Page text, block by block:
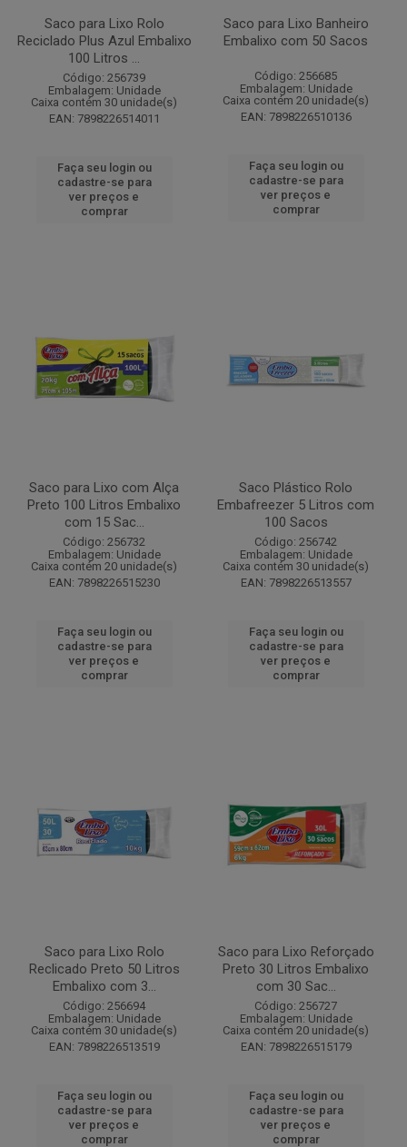
Saco para Lixo Rolo
Reciclado Plus Azul Embalixo
100 Litros ...
Código: 256739
Embalagem: Unidade
Caixa contém 30 unidade(s)
EAN: 7898226514011
Faça seu login ou
cadastre-se para
ver preços e
comprar
Saco para Lixo Banheiro
Embalixo com 50 Sacos
Código: 256685
Embalagem: Unidade
Caixa contém 20 unidade(s)
EAN: 7898226510136
Faça seu login ou
cadastre-se para
ver preços e
comprar
Saco para Lixo com Alça
Preto 100 Litros Embalixo
com 15 Sac...
Código: 256732
Embalagem: Unidade
Caixa contém 20 unidade(s)
EAN: 7898226515230
Faça seu login ou
cadastre-se para
ver preços e
comprar
Saco Plástico Rolo
Embafreezer 5 Litros com
100 Sacos
Código: 256742
Embalagem: Unidade
Caixa contém 30 unidade(s)
EAN: 7898226513557
Faça seu login ou
cadastre-se para
ver preços e
comprar
Saco para Lixo Rolo
Reclicado Preto 50 Litros
Embalixo com 3...
Código: 256694
Embalagem: Unidade
Caixa contém 30 unidade(s)
EAN: 7898226513519
Faça seu login ou
cadastre-se para
ver preços e
comprar
Saco para Lixo Reforçado
Preto 30 Litros Embalixo
com 30 Sac...
Código: 256727
Embalagem: Unidade
Caixa contém 20 unidade(s)
EAN: 7898226515179
Faça seu login ou
cadastre-se para
ver preços e
comprar